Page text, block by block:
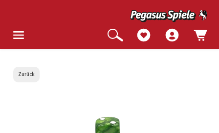
Zurück